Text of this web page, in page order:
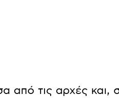
από τις αρχές και,